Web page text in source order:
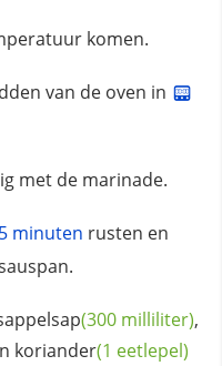
komen.
van de oven in
met de marinade.
5 minuten rusten en
(300 milliliter),
koriander(1 eetlepel)